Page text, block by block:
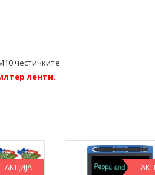
честичките
ленти.
АКЦИЈА